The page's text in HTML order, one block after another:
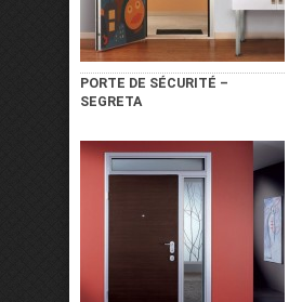
PORTE DE SÉCURITÉ –
SEGRETA